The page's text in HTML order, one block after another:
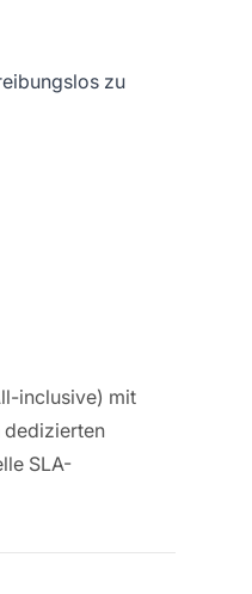
zu
inclusive) mit
dedizierten
SLA-